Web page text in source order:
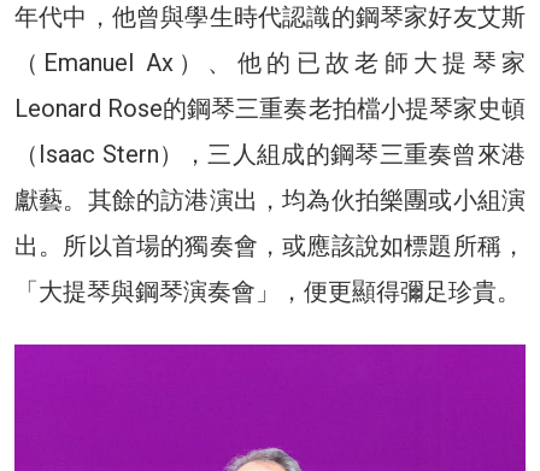
年代中，他曾與學生時代認識的鋼琴家好友艾斯
（Emanuel Ax）、他的已故老師大提琴家
Leonard Rose的鋼琴三重奏老拍檔小提琴家史頓
（Isaac Stern），三人組成的鋼琴三重奏曾來港
獻藝。其餘的訪港演出，均為伙拍樂團或小組演
出。所以首場的獨奏會，或應該說如標題所稱，
「大提琴與鋼琴演奏會」，便更顯得彌足珍貴。